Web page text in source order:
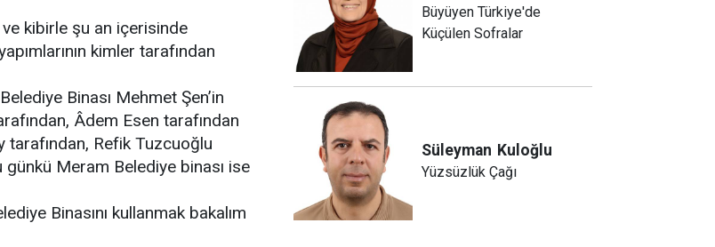
kibirle şu an içerisinde
kimler tarafından
Binası Mehmet Şen’in
Âdem Esen tarafından
tarafından, Refik Tuzcuoğlu
Meram Belediye binası ise
Binasını kullanmak bakalım
Büyüyen Türkiye'de
Küçülen Sofralar
Süleyman Kuloğlu
Yüzsüzlük Çağı